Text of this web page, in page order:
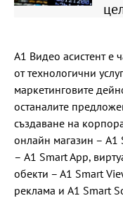
А1 Видео асистент е
от технологични
маркетинговите
останалите
създаване на
онлайн магазин –
– A1 Smart App,
обекти – А1 Smart
реклама и A1 Smart